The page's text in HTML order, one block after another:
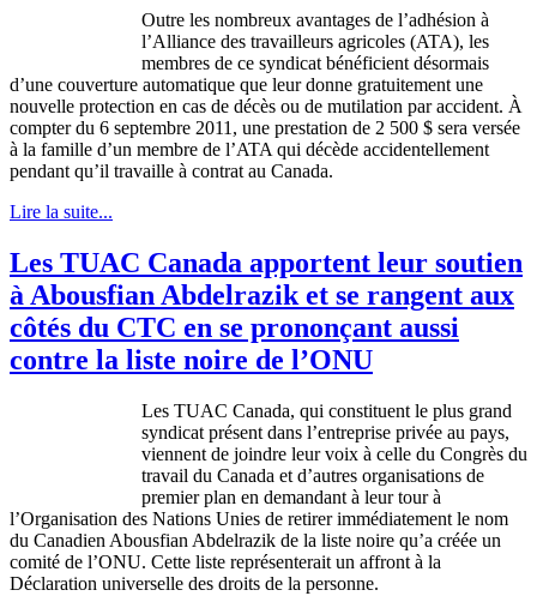
Outre les nombreux avantages de l’adhésion à
l’Alliance des travailleurs agricoles (ATA), les
membres de ce syndicat bénéficient désormais
d’une couverture automatique que leur donne gratuitement une
nouvelle protection en cas de décès ou de mutilation par accident. À
compter du 6 septembre 2011, une prestation de 2 500 $ sera versée
à la famille d’un membre de l’ATA qui décède accidentellement
pendant qu’il travaille à contrat au Canada.
Lire la suite...
Les TUAC Canada apportent leur soutien
à Abousfian Abdelrazik et se rangent aux
côtés du CTC en se prononçant aussi
contre la liste noire de l’ONU
Les TUAC Canada, qui constituent le plus grand
syndicat présent dans l’entreprise privée au pays,
viennent de joindre leur voix à celle du Congrès du
travail du Canada et d’autres organisations de
premier plan en demandant à leur tour à
l’Organisation des Nations Unies de retirer immédiatement le nom
du Canadien Abousfian Abdelrazik de la liste noire qu’a créée un
comité de l’ONU. Cette liste représenterait un affront à la
Déclaration universelle des droits de la personne.